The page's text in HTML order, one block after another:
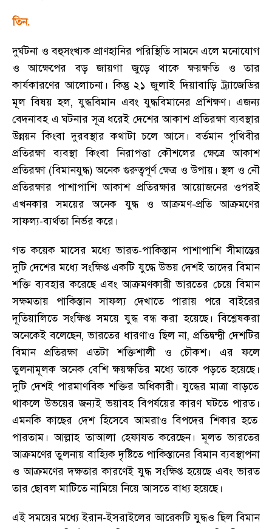
তিন.
দুর্ঘটনা ও বহুসংখ্যক প্রাণহানির পরিস্থিতি সামনে এলে মনোযোগ
ও আক্ষেপের বড় জায়গা জুড়ে থাকে ক্ষয়ক্ষতি ও তার
কার্যকারণের আলোচনা । কিন্তু ২১ জুলাই দিয়াবাড়ি ট্র্যাজেডির
মূল বিষয় হল,যুদ্ধবিমান এবং যুদ্ধবিমানের প্রশিক্ষণ। এজন্য
বেদনাবহ এ ঘটনার সূত্র ধরেই দেশের আকাশ প্রতিরক্ষা ব্যবস্থার
উন্নয়ন কিংবা দুরবস্থার কথাটা চলে আসে । বর্তমান পৃথিবীর
প্রতিরক্ষা ব্যবস্থা কিংবা নিরাপত্তা কৌশলের ক্ষেত্রে আকাশ
প্রতিরক্ষা (বিমানযুদ্ধ) অনেক গুরুত্বপূর্ণ ক্ষেত্র ও উপায়। স্থল ও নৌ
প্রতিরক্ষার পাশাপাশি আকাশ প্রতিরক্ষার আয়োজনের ওপরই
এখনকার সময়ের অনেক যুদ্ধ ও আক্রমণ-প্রতি আক্রমণের
সাফল্য-ব্যর্থতা নির্ভর করে ।
গত কয়েক মাসের মধ্যে ভারত-পাকিস্তান পাশাপাশি সীমান্তের
দুটি দেশের মধ্যে সংক্ষিপ্ত একটি যুদ্ধে উভয় দেশই তাদের বিমান
শক্তি ব্যবহার করেছে এবং আক্রমণকারী ভারতের চেয়ে বিমান
সক্ষমতায় পাকিস্তান সাফল্য দেখাতে পারায় পরে বাইরের
দূতিয়ালিতে সংক্ষিপ্ত সময়ে যুদ্ধ বন্ধ করা হয়েছে। বিশ্লেষকরা
অনেকেই বলেছেন,ভারতের ধারণাও ছিল না, প্রতিদ্বন্দ্বী দেশটির
বিমান প্রতিরক্ষা এতটা শক্তিশালী ও চৌকশ। এর ফলে
তুলনামূলক অনেক বেশি ক্ষয়ক্ষতির মধ্যে তাকে পড়তে হয়েছে।
দুটি দেশই পারমাণবিক শক্তির অধিকারী। যুদ্ধের মাত্রা বাড়তে
থাকলে উভয়ের জন্যই ভয়াবহ বিপর্যয়ের কারণ ঘটতে পারত।
এমনকি কাছের দেশ হিসেবে আমরাও বিপদের শিকার হতে
পারতাম । আল্লাহ তাআলা হেফাযত করেছেন। মূলত ভারতের
আক্রমণের তুলনায় বাহ্যিক দৃষ্টিতে পাকিস্তানের বিমান ব্যবস্থাপনা
ও আক্রমণের দক্ষতার কারণেই যুদ্ধ সংক্ষিপ্ত হয়েছে এবং ভারত
তার ছোবল মাটিতে নামিয়ে নিয়ে আসতে বাধ্য হয়েছে।
এই সময়ের মধ্যে ইরান-ইসরাইলের আরেকটি যুদ্ধও ছিল বিমান